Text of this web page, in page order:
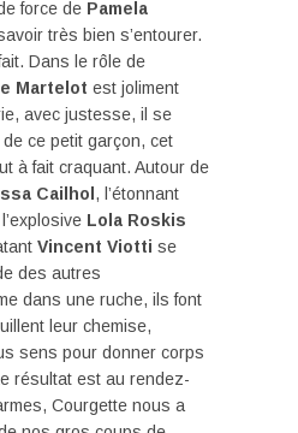
force de Pamela
très bien s’entourer.
Dans le rôle de
Martelot est joliment
avec justesse, il se
ce petit garçon, cet
à fait craquant. Autour de
Cailhol , l’étonnant
Lola Roskis
Vincent Viotti se
des autres
dans une ruche, ils font
leur chemise,
sens pour donner corps
résultat est au rendez-
Courgette nous a